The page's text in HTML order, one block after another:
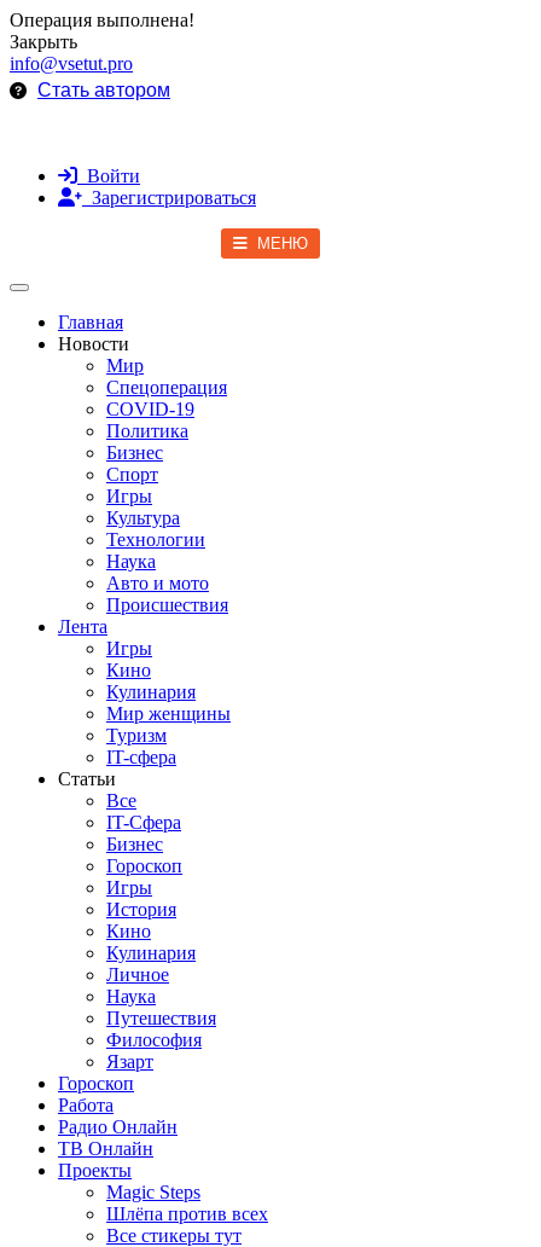
Операция выполнена!
Закрыть
info@vsetut.pro
Стать автором
Войти
Зарегистрироваться
МЕНЮ
Toggle navigation
Главная
Новости
Мир
Спецоперация
COVID-19
Политика
Бизнес
Спорт
Игры
Культура
Технологии
Наука
Авто и мото
Происшествия
Лента
Игры
Кино
Кулинария
Мир женщины
Туризм
IT-сфера
Статьи
Все
IT-Сфера
Бизнес
Гороскоп
Игры
История
Кино
Кулинария
Личное
Наука
Путешествия
Философия
Язарт
Гороскоп
Работа
Радио Онлайн
ТВ Онлайн
Проекты
Magic Steps
Шлёпа против всех
Все стикеры тут